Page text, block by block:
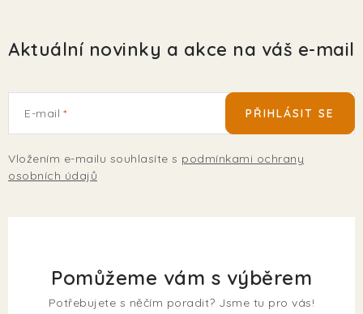
Aktuální novinky a akce na váš e-mail
E-mail
Vložením e-mailu souhlasíte s podmínkami ochrany
osobních údajů
PŘIHLÁSIT SE
Pomůžeme vám s výběrem
Potřebujete s něčím poradit? Jsme tu pro vás!